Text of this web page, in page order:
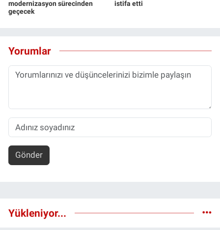
modernizasyon sürecinden
geçecek
istifa etti
Yorumlar
Gönder
Yükleniyor...